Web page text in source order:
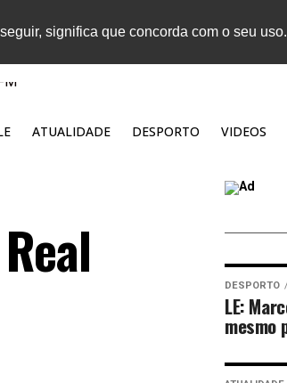
significa que concorda com o seu uso.
ATUALIDADE DESPORTO VIDEOS
DESPORTO
LE:
mesmo